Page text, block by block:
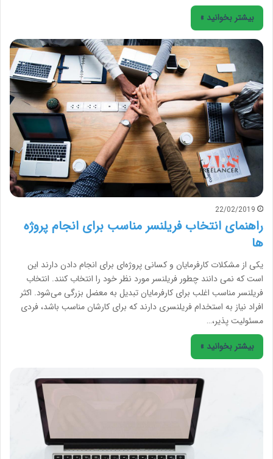
بیشتر بخوانید »
22/02/2019
راهنمای انتخاب فریلنسر مناسب برای انجام پروژه
ها
یکی از مشکلات کارفرمایان و کسانی پروژه‌ای برای انجام دادن دارند این
است که نمی دانند چطور فریلنسر مورد نظر خود را انتخاب کنند. انتخاب
فریلنسر مناسب اغلب برای کارفرمایان تبدیل به معضل بزرگی می‌شود. اکثر
افراد نیاز به استخدام فریلنسری دارند که برای کارشان مناسب باشد، فردی
مسئولیت پذیر،…
بیشتر بخوانید »